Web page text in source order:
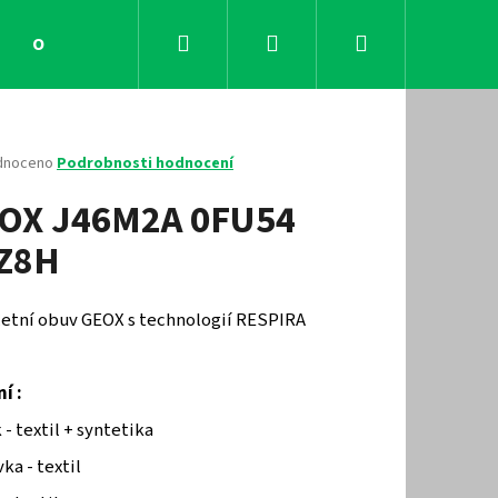
Obchodní podmínky KontaktyPřihlášení
Podrobnosti hodnocení
J46M2A 0FU54
obuv GEOX s technologií RESPIRA
:
- textil + syntetika
- textil